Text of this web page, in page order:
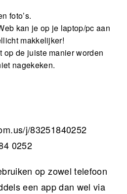
foto’s.
kan je op je laptop/pc aan
makkelijker!
op de juiste manier worden
nagekeken.
j/83251840252
0252
op zowel telefoon
een app dan wel via